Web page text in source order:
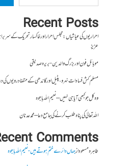
Recent Posts
احراریوں کی عیاشیاں : مجلس احرار اور خاکسار تحریک کے
عزیز
موبائل فون اور بزرگ والدین- بریرہ صدیقی
مسلم کش فسادات نہرو، پٹیل اور گاندھی کے متضاد رویوں کی درد ناک
وہ کل جو کبھی آیا ہی نہیں – نعیم اللہ باجوہ
اللہ تعالیٰ کی پناہ طلب کرنے کی جامع دعا – محمد عدنان
Comments
طاہرہ مسعودازجہاں دائرے ختم ہوتے ہیں- نعیم اللہ باجوہ